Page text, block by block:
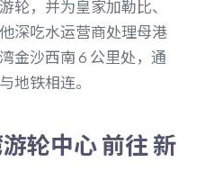
轮，并为皇家加勒比、
深吃水运营商处理母港
金沙西南 6 公里处，通
地铁相连。
轮中心 前往 新